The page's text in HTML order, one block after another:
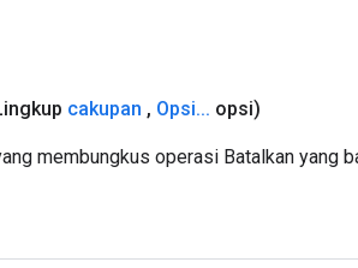
cakupan , Opsi... opsi)
membungkus operasi Batalkan yang